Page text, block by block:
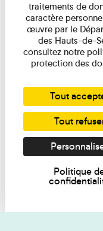
traitements de
caractère
œuvre par le
des Hauts-de-
consultez notre
protection des
Tout
Tout
Politique